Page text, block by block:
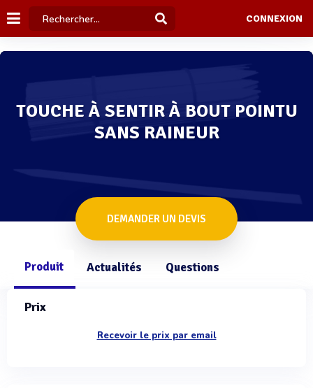
CONNEXION
TOUCHE À SENTIR À BOUT POINTU
SANS RAINEUR
DEMANDER UN DEVIS
Produit Actualités Questions
Prix
Recevoir le prix par email